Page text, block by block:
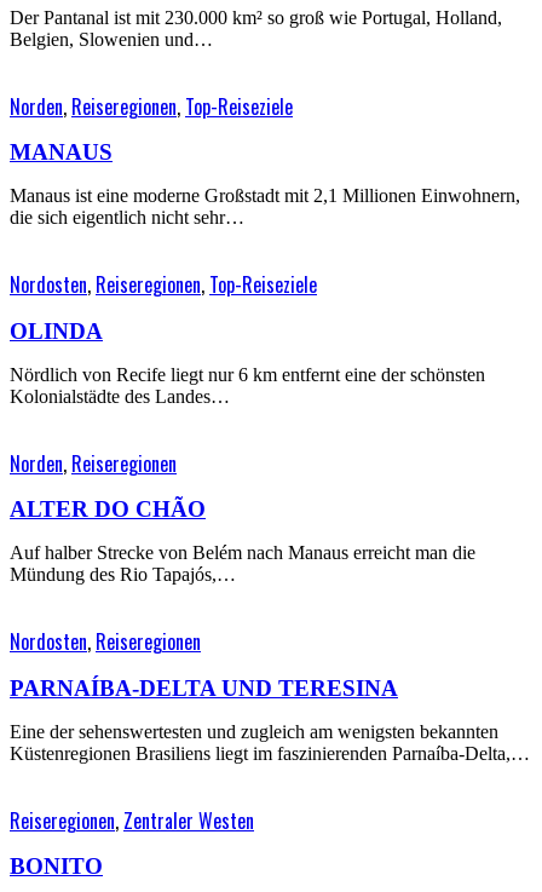
Der Pantanal ist mit 230.000 km² so groß wie Portugal, Holland,
Belgien, Slowenien und…
Norden, Reiseregionen, Top-Reiseziele
MANAUS
Manaus ist eine moderne Großstadt mit 2,1 Millionen Einwohnern,
die sich eigentlich nicht sehr…
Nordosten, Reiseregionen, Top-Reiseziele
OLINDA
Nördlich von Recife liegt nur 6 km entfernt eine der schönsten
Kolonialstädte des Landes…
Norden, Reiseregionen
ALTER DO CHÃO
Auf halber Strecke von Belém nach Manaus erreicht man die
Mündung des Rio Tapajós,…
Nordosten, Reiseregionen
PARNAÍBA-DELTA UND TERESINA
Eine der sehenswertesten und zugleich am wenigsten bekannten
Küstenregionen Brasiliens liegt im faszinierenden Parnaíba-Delta,…
Reiseregionen, Zentraler Westen
BONITO